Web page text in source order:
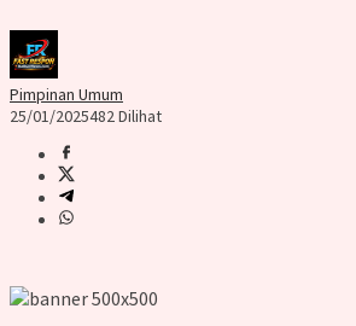
Pimpinan Umum
25/01/2025482 Dilihat